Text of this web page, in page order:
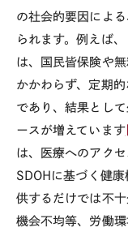
の社会的要因によ
られます。例えば
は、国民皆保険や
かかわらず、定期
であり、結果とし
ースが増えています
は、医療へのアク
SDOH に基づく健
供するだけでは不
機会不均等、労働